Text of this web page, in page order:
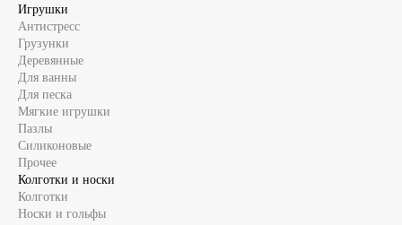
Игрушки
Антистресс
Грузунки
Деревянные
Для ванны
Для песка
Мягкие игрушки
Пазлы
Силиконовые
Прочее
Колготки и носки
Колготки
Носки и гольфы